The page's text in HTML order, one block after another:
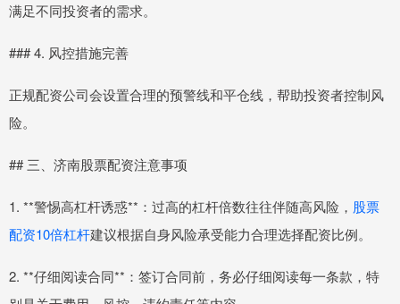
满足不同投资者的需求。
### 4. 风控措施完善
正规配资公司会设置合理的预警线和平仓线，帮助投资者控制风
险。
## 三、济南股票配资注意事项
1. **警惕高杠杆诱惑**：过高的杠杆倍数往往伴随高风险， 股票
配资10倍杠杆建议根据自身风险承受能力合理选择配资比例。
2. **仔细阅读合同**：签订合同前，务必仔细阅读每一条款，特